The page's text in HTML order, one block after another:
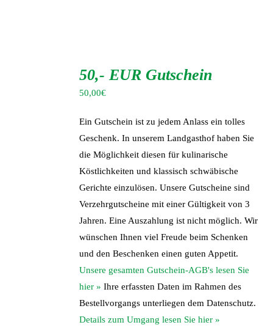
50,- EUR Gutschein
50,00€
Ein Gutschein ist zu jedem Anlass ein tolles
Geschenk. In unserem Landgasthof haben Sie
die Möglichkeit diesen für kulinarische
Köstlichkeiten und klassisch schwäbische
Gerichte einzulösen. Unsere Gutscheine sind
Verzehrgutscheine mit einer Gültigkeit von 3
Jahren. Eine Auszahlung ist nicht möglich. Wir
wünschen Ihnen viel Freude beim Schenken
und den Beschenken einen guten Appetit.
Unsere gesamten Gutschein-AGB's lesen Sie
hier » Ihre erfassten Daten im Rahmen des
Bestellvorgangs unterliegen dem Datenschutz.
Details zum Umgang lesen Sie hier »